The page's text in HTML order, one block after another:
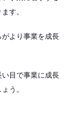
す。
より事業を成長
目で事業に成長
う。